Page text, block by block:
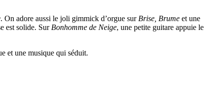
. On adore aussi le joli gimmick d’orgue sur Brise, Brume et une
est solide. Sur Bonhomme de Neige, une petite guitare appuie le
et une musique qui séduit.